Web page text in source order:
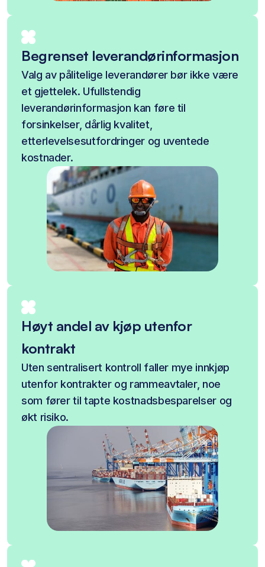
Begrenset leverandørinformasjon
Valg av pålitelige leverandører bør ikke være
et gjettelek. Ufullstendig
leverandørinformasjon kan føre til
forsinkelser, dårlig kvalitet,
etterlevelsesutfordringer og uventede
kostnader.
Høyt andel av kjøp utenfor
kontrakt
Uten sentralisert kontroll faller mye innkjøp
utenfor kontrakter og rammeavtaler, noe
som fører til tapte kostnadsbesparelser og
økt risiko.